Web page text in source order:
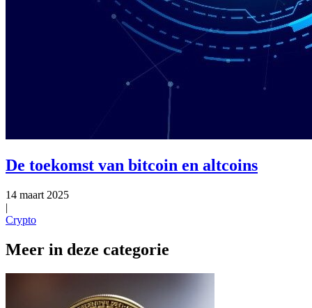
De toekomst van bitcoin en altcoins
14 maart 2025
|
Crypto
Meer in deze categorie